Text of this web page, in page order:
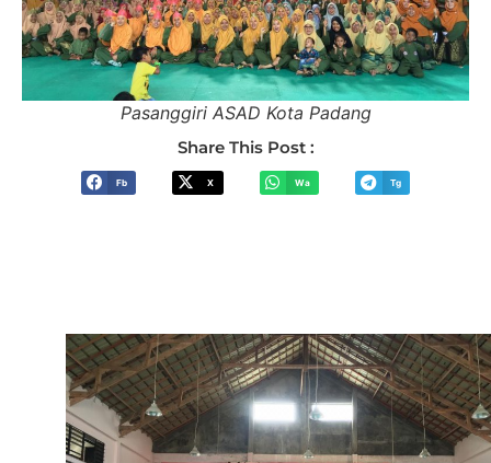
Pasanggiri ASAD Kota Padang
Share This Post :
Fb X Wa Tg